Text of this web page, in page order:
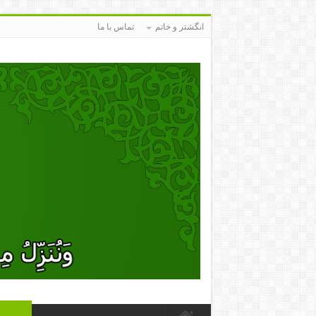
انگشتر و خاتم تماس با ما